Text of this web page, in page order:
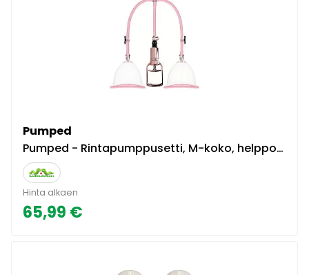
Pumped
Pumped - Rintapumppusetti, M-koko, helppokäyttöinen, tehokas, pinkki
Hinta alkaen
65,99 €